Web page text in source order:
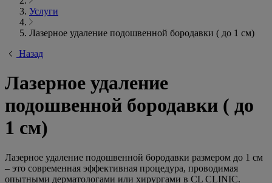
Услуги
Лазерное удаление подошвенной бородавки ( до 1 см)
Назад
Лазерное удаление
подошвенной бородавки ( до
1 см)
Лазерное удаление подошвенной бородавки размером до 1 см
– это современная эффективная процедура, проводимая
опытными дерматологами или хирургами в CL CLINIC.